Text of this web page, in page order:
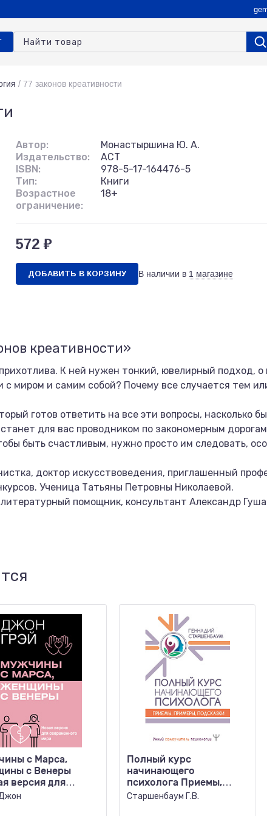
/ 77 законов креативности
Автор:
Монастыршина Ю. А.
Издательство:
АСТ
ISBN:
978-5-17-164476-5
Тип:
Книги
Возрастное
ограничение:
18+
572 ₽
ДОБАВИТЬ В КОРЗИНУ В наличии в 1 магазине
креативности»
К ней нужен тонкий, ювелирный подход,
с миром и самим собой? Почему все случается тем
готов ответить на все эти вопросы, насколько
для вас проводником по закономерным
быть счастливым, нужно просто им следовать,
доктор искусствоведения, приглашенный
Ученица Татьяны Петровны Николаевой.
помощник, консультант Александр
с Марса,
с Венеры
версия для
мира
Полный курс
начинающего
психолога Приемы,
примеры, подсказки
Старшенбаум Г.В.